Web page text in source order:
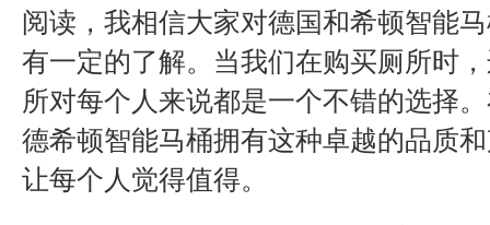
阅读，我相信大家对德国和希顿智能
有一定的了解。当我们在购买厕所时
所对每个人来说都是一个不错的选择
德希顿智能马桶拥有这种卓越的品质
让每个人觉得值得。